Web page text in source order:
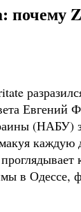
почему
Евгений
(НАБУ)
каждую
в Одессе,